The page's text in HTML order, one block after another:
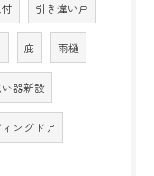
引き違い戸
庇 雨樋
器新設
ングドア